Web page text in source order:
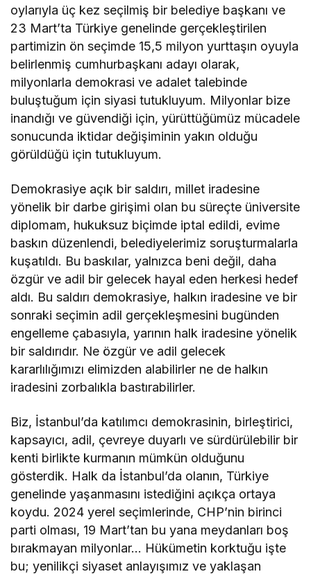
oylarıyla üç kez seçilmiş bir belediye başkanı ve
23 Mart’ta Türkiye genelinde gerçekleştirilen
partimizin ön seçimde 15,5 milyon yurttaşın oyuyla
belirlenmiş cumhurbaşkanı adayı olarak,
milyonlarla demokrasi ve adalet talebinde
buluştuğum için siyasi tutukluyum. Milyonlar bize
inandığı ve güvendiği için, yürüttüğümüz mücadele
sonucunda iktidar değişiminin yakın olduğu
görüldüğü için tutukluyum.
Demokrasiye açık bir saldırı, millet iradesine
yönelik bir darbe girişimi olan bu süreçte üniversite
diplomam, hukuksuz biçimde iptal edildi, evime
baskın düzenlendi, belediyelerimiz soruşturmalarla
kuşatıldı. Bu baskılar, yalnızca beni değil, daha
özgür ve adil bir gelecek hayal eden herkesi hedef
aldı. Bu saldırı demokrasiye, halkın iradesine ve bir
sonraki seçimin adil gerçekleşmesini bugünden
engelleme çabasıyla, yarının halk iradesine yönelik
bir saldırıdır. Ne özgür ve adil gelecek
kararlılığımızı elimizden alabilirler ne de halkın
iradesini zorbalıkla bastırabilirler.
Biz, İstanbul’da katılımcı demokrasinin, birleştirici,
kapsayıcı, adil, çevreye duyarlı ve sürdürülebilir bir
kenti birlikte kurmanın mümkün olduğunu
gösterdik. Halk da İstanbul’da olanın, Türkiye
genelinde yaşanmasını istediğini açıkça ortaya
koydu. 2024 yerel seçimlerinde, CHP’nin birinci
parti olması, 19 Mart’tan bu yana meydanları boş
bırakmayan milyonlar… Hükümetin korktuğu işte
bu; yenilikçi siyaset anlayışımız ve yaklaşan